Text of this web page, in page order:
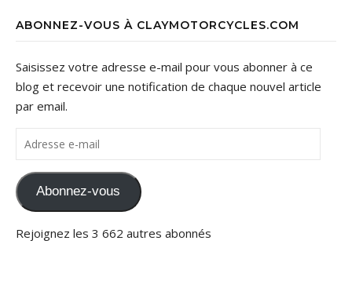
ABONNEZ-VOUS À CLAYMOTORCYCLES.COM
Saisissez votre adresse e-mail pour vous abonner à ce
blog et recevoir une notification de chaque nouvel article
par email.
Adresse e-mail
Abonnez-vous
Rejoignez les 3 662 autres abonnés